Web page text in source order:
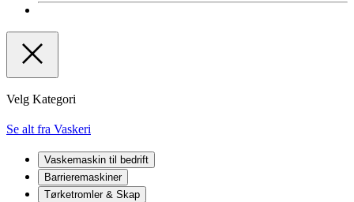
Velg Kategori
Se alt fra Vaskeri
Vaskemaskin til bedrift
Barrieremaskiner
Tørketromler & Skap